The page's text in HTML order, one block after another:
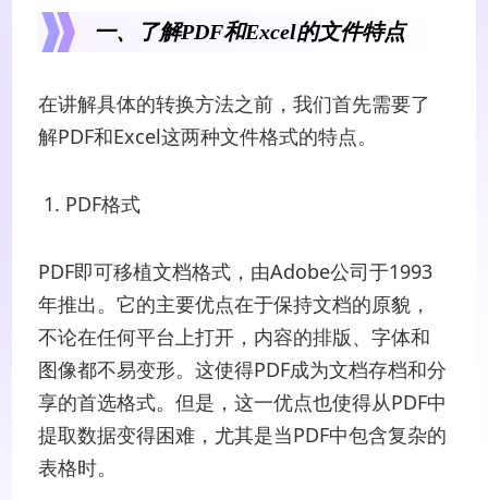
一、了解PDF和Excel的文件特点
在讲解具体的转换方法之前，我们首先需要了
解PDF和Excel这两种文件格式的特点。
1. PDF格式
PDF即可移植文档格式，由Adobe公司于1993
年推出。它的主要优点在于保持文档的原貌，
不论在任何平台上打开，内容的排版、字体和
图像都不易变形。这使得PDF成为文档存档和分
享的首选格式。但是，这一优点也使得从PDF中
提取数据变得困难，尤其是当PDF中包含复杂的
表格时。